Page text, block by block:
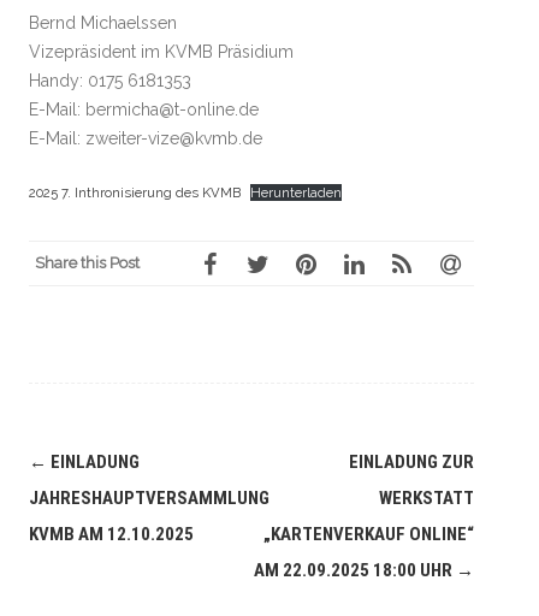
Bernd Michaelssen
Vizepräsident im KVMB Präsidium
Handy: 0175 6181353
E-Mail: bermicha@t-online.de
E-Mail: zweiter-vize@kvmb.de
2025 7. Inthronisierung des KVMB Herunterladen
Share this Post
← EINLADUNG
JAHRESHAUPTVERSAMMLUNG
KVMB AM 12.10.2025
EINLADUNG ZUR
WERKSTATT
„KARTENVERKAUF ONLINE“
AM 22.09.2025 18:00 UHR →